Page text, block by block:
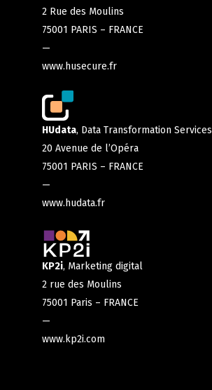
2 Rue des Moulins
75001 PARIS – FRANCE
—
www.husecure.fr
HUdata, Data Transformation Services
20 Avenue de l’Opéra
75001 PARIS – FRANCE
—
www.hudata.fr
KP2i, Marketing digital
2 rue des Moulins
75001 Paris – FRANCE
—
www.kp2i.com